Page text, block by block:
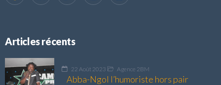
Articles récents
22 Août 2023 Agence 2BM
Abba-Ngol l’humoriste hors pair